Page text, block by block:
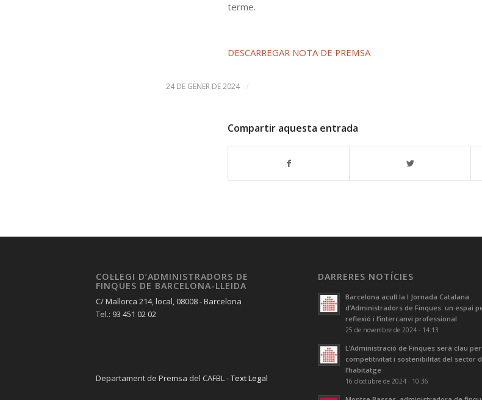
terme.
DESCARREGAR NOTA DE PREMSA
24 DE GENER DE 2024 /
Compartir aquesta entrada
COL·LEGI D’ADMINISTRADORS DE
FINQUES DE BARCELONA-LLEIDA
C/ Mallorca 214, local, 08008 - Barcelona
Tel.: 93 451 02 02
Departament de Premsa del CAFBL -Text Legal
DARRERES NOTÍCIES
Barcelona acull la I Jornada Catalana
d’Administradors de Finques: un espai
reflexió i l’intercanvi professional
25 de novembre de 2024 - 14:13
L’Administració de Finques serà clau
competitivitat i sostenibilitat del sector
l’habitatge
16 d'octubre de 2024 - 10:36